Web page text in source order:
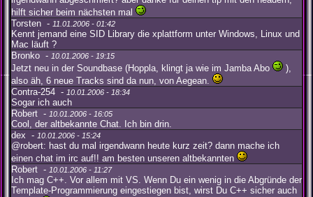
hilft sicher beim nächsten mal
Torsten - 11.01.2006 - 01:42
Kennt jemand eine SID Library die xplattform unter Windows, Linux und
Mac läuft ?
Bronko - 10.01.2006 - 19:15
Jetzt neu in der Soundbase (Hoppla, klingt ja wie im Jamba Abo
),
also äh, 6 neue Tracks sind da nun, von Aegean.
Contra-254 - 10.01.2006 - 18:34
Sogar ich auch
Robert - 10.01.2006 - 16:05
Cool, der altbekannte Chat. Ich bin drin.
dex - 10.01.2006 - 15:24
@robert: hast du mal irgendwann heute kurz zeit? dann mache ich
einen chat im irc auf!! am besten unseren altbekannten
Robert - 10.01.2006 - 11:27
Ich mag C++. Vor allem mit VS. Wenn Du ein wenig in die Abgründe der
Template-Programmierung eingestiegen bist, wirst Du C++ sicher auch